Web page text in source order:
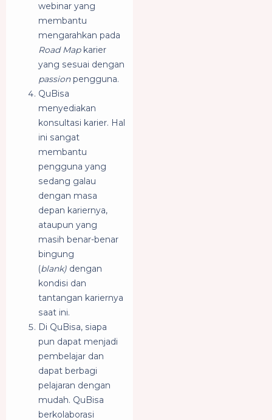
webinar yang
membantu
mengarahkan pada
Road Mapkarier
yang sesuai dengan
passion pengguna.
QuBisa
menyediakan
konsultasi karier. Hal
ini sangat
membantu
pengguna yang
sedang galau
dengan masa
depan kariernya,
ataupun yang
masih benar-benar
bingung
(blank) dengan
kondisi dan
tantangan kariernya
saat ini.
Di QuBisa, siapa
pun dapat menjadi
pembelajar dan
dapat berbagi
pelajaran dengan
mudah. QuBisa
berkolaborasi